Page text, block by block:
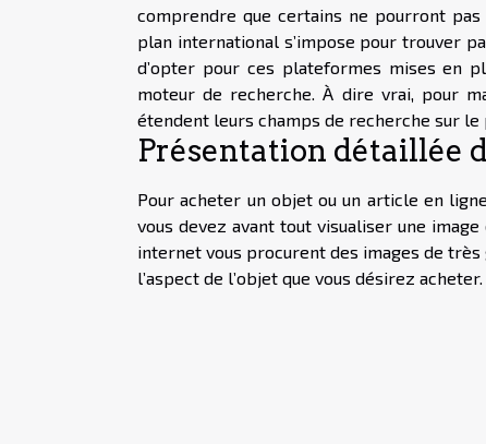
comprendre que certains ne pourront
plan international s’impose pour trouver
d’opter pour ces plateformes mises en
moteur de recherche. À dire vrai, pour
étendent leurs champs de recherche sur le
Présentation détaillée
Pour acheter un objet ou un article en
vous devez avant tout visualiser une
internet vous procurent des images de
l’aspect de l’objet que vous désirez acheter.